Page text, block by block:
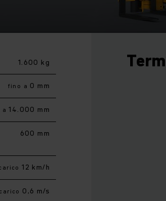
1.600 kg
fino a 0 mm
a 14.000 mm
600 mm
12 km/h
0,6 m/s